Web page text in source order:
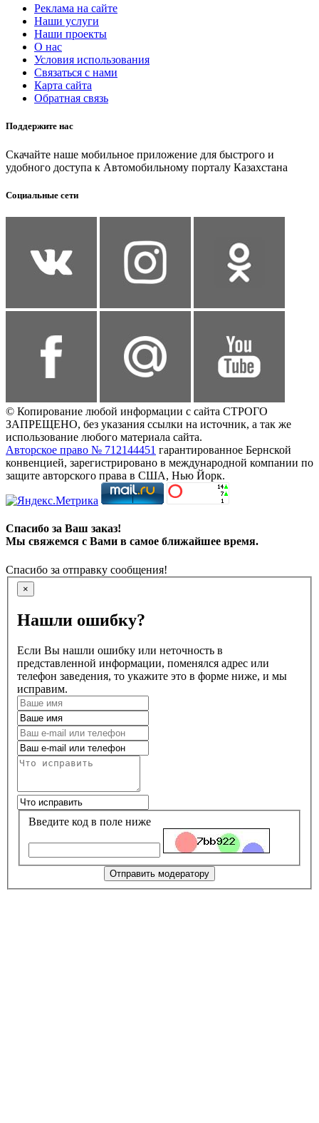
Реклама на сайте
Наши услуги
Наши проекты
О нас
Условия использования
Связаться с нами
Карта сайта
Обратная связь
Поддержите нас
Скачайте наше мобильное приложение для быстрого и
удобного доступа к Автомобильному порталу Казахстана
Социальные сети
© Копирование любой информации с сайта СТРОГО
ЗАПРЕЩЕНО, без указания ссылки на источник, а так же
использование любого материала сайта.
Авторское право № 712144451 гарантированное Бернской
конвенцией, зарегистрировано в международной компании по
защите авторского права в США, Нью Йорк.
Спасибо за Ваш заказ!
Мы свяжемся с Вами в самое ближайшее время.
Спасибо за отправку сообщения!
×
Нашли ошибку?
Если Вы нашли ошибку или неточность в
представленной информации, поменялся адрес или
телефон заведения, то укажите это в форме ниже, и мы
исправим.
Введите код в поле ниже
Отправить модератору